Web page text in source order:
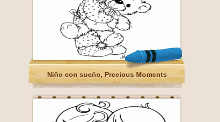
Niño con sueño, Precious Moments